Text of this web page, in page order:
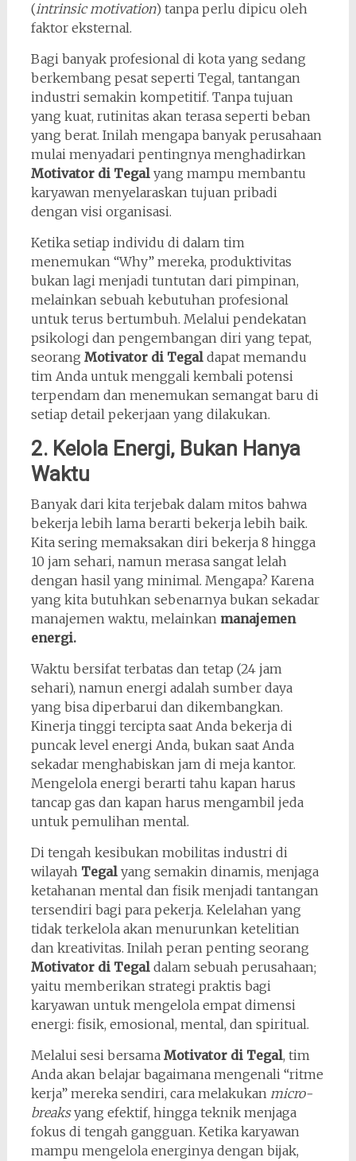
(intrinsic motivation) tanpa perlu dipicu oleh
faktor eksternal.
Bagi banyak profesional di kota yang sedang
berkembang pesat seperti Tegal, tantangan
industri semakin kompetitif. Tanpa tujuan
yang kuat, rutinitas akan terasa seperti beban
yang berat. Inilah mengapa banyak perusahaan
mulai menyadari pentingnya menghadirkan
Motivator di Tegalyang mampu membantu
karyawan menyelaraskan tujuan pribadi
dengan visi organisasi.
Ketika setiap individu di dalam tim
menemukan “Why” mereka, produktivitas
bukan lagi menjadi tuntutan dari pimpinan,
melainkan sebuah kebutuhan profesional
untuk terus bertumbuh. Melalui pendekatan
psikologi dan pengembangan diri yang tepat,
seorang Motivator di Tegaldapat memandu
tim Anda untuk menggali kembali potensi
terpendam dan menemukan semangat baru di
setiap detail pekerjaan yang dilakukan.
2. Kelola Energi, Bukan Hanya
Waktu
Banyak dari kita terjebak dalam mitos bahwa
bekerja lebih lama berarti bekerja lebih baik.
Kita sering memaksakan diri bekerja 8 hingga
10 jam sehari, namun merasa sangat lelah
dengan hasil yang minimal. Mengapa? Karena
yang kita butuhkan sebenarnya bukan sekadar
manajemen waktu, melainkan manajemen
energi.
Waktu bersifat terbatas dan tetap (24 jam
sehari), namun energi adalah sumber daya
yang bisa diperbarui dan dikembangkan.
Kinerja tinggi tercipta saat Anda bekerja di
puncak level energi Anda, bukan saat Anda
sekadar menghabiskan jam di meja kantor.
Mengelola energi berarti tahu kapan harus
tancap gas dan kapan harus mengambil jeda
untuk pemulihan mental.
Di tengah kesibukan mobilitas industri di
wilayah Tegalyang semakin dinamis, menjaga
ketahanan mental dan fisik menjadi tantangan
tersendiri bagi para pekerja. Kelelahan yang
tidak terkelola akan menurunkan ketelitian
dan kreativitas. Inilah peran penting seorang
Motivator di Tegaldalam sebuah perusahaan;
yaitu memberikan strategi praktis bagi
karyawan untuk mengelola empat dimensi
energi: fisik, emosional, mental, dan spiritual.
Melalui sesi bersama Motivator di Tegal, tim
Anda akan belajar bagaimana mengenali “ritme
kerja” mereka sendiri, cara melakukan micro-
breaksyang efektif, hingga teknik menjaga
fokus di tengah gangguan. Ketika karyawan
mampu mengelola energinya dengan bijak,